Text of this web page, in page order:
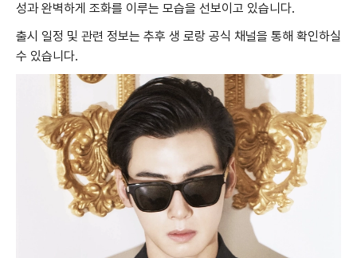
성과 완벽하게 조화를 이루는 모습을 선보이고 있습니다.
출시 일정 및 관련 정보는 추후 생 로랑 공식 채널을 통해 확인하실
수 있습니다.